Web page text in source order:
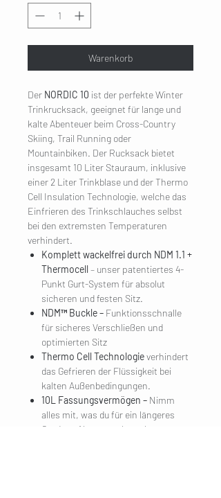
Warenkorb
Der NORDIC 10 ist der perfekte Winter
Trinkrucksack, geeignet für lange und
kalte Abenteuer beim Cross-Country
Skiing, Trail Running oder
Mountainbiken. Der Rucksack bietet
insgesamt 10 Liter Stauraum, inklusive
einer 2 Liter Trinkblase und der Thermo
Cell Insulation Technologie, welche das
Einfrieren des Trinkschlauches selbst
bei den extremsten Temperaturen
verhindert.
Komplett wackelfrei durch NDM 1.1 +
Thermocell – unser patentiertes 4-
Punkt Gurt-System für absolut
sicheren und festen Sitz.
NDM™ Buckle– Funktionsschnalle
für sicheres Verschließen und
optimierten Sitz
Thermo Cell Technologieverhindert
das Gefrieren der Flüssigkeit bei
kalten Außenbedingungen.
10L Fassungsvermögen – Nimm
alles mit, was du für ein längeres
Outdoor-Abenteuer brauchst.